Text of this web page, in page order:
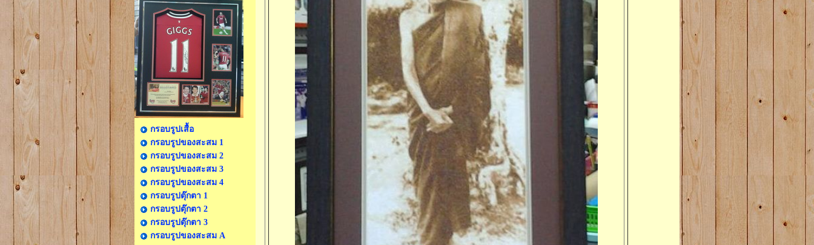
กรอบรูปเสื้อ
กรอบรูปของสะสม 1
กรอบรูปของสะสม 2
กรอบรูปของสะสม 3
กรอบรูปของสะสม 4
กรอบรูปตุ๊กตา 1
กรอบรูปตุ๊กตา 2
กรอบรูปตุ๊กตา 3
กรอบรูปของสะสม A